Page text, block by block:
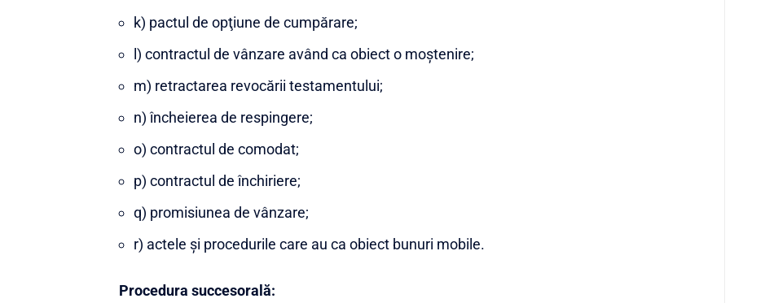
k) pactul de opţiune de cumpărare;
l) contractul de vânzare având ca obiect o moştenire;
m) retractarea revocării testamentului;
n) încheierea de respingere;
o) contractul de comodat;
p) contractul de închiriere;
q) promisiunea de vânzare;
r) actele şi procedurile care au ca obiect bunuri mobile.
Procedura succesorală: